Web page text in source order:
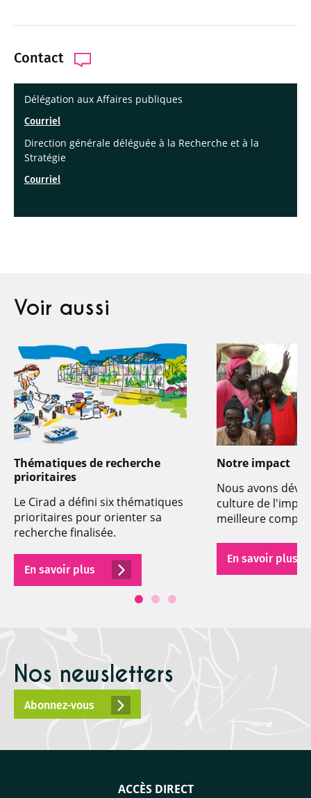
Contact
Délégation aux Affaires publiques
Courriel
Direction générale déléguée à la Recherche et à la
Stratégie
Courriel
Voir aussi
Thématiques de recherche
prioritaires
Le Cirad a défini six thématiques
prioritaires pour orienter sa
recherche finalisée.
En savoir plus
Notre impact
Nous avons
culture de
meilleure
développement.
En savoir plus
Nos newsletters
Abonnez-vous
ACCÈS DIRECT